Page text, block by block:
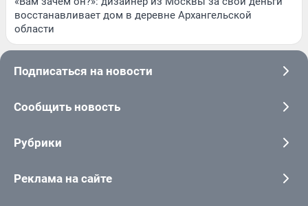
восстанавливает дом в деревне Архангельской
области
Подписаться на новости
Сообщить новость
Рубрики
Реклама на сайте